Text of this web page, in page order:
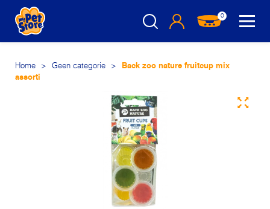
0
Home > Geen categorie >
Back zoo nature fruitcup mix
assorti